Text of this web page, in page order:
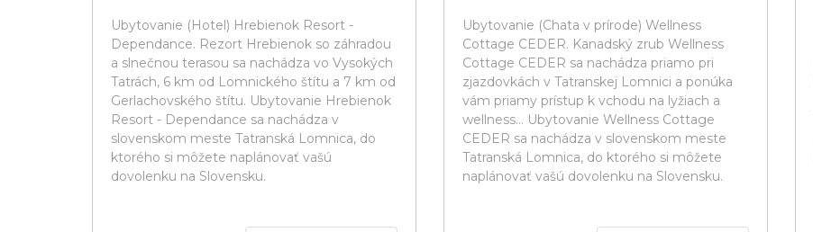
Ubytovanie (Hotel) Hrebienok Resort -
Dependance. Rezort Hrebienok so záhradou
a slnečnou terasou sa nachádza vo Vysokých
Tatrách, 6 km od Lomnického štítu a 7 km od
Gerlachovského štítu. Ubytovanie Hrebienok
Resort - Dependance sa nachádza v
slovenskom meste Tatranská Lomnica, do
ktorého si môžete naplánovať vašú
dovolenku na Slovensku.
Ubytovanie (Chata v prírode) Wellness
Cottage CEDER. Kanadský zrub Wellness
Cottage CEDER sa nachádza priamo pri
zjazdovkách v Tatranskej Lomnici a ponúka
vám priamy prístup k vchodu na lyžiach a
wellness... Ubytovanie Wellness Cottage
CEDER sa nachádza v slovenskom meste
Tatranská Lomnica, do ktorého si môžete
naplánovať vašú dovolenku na Slovensku.